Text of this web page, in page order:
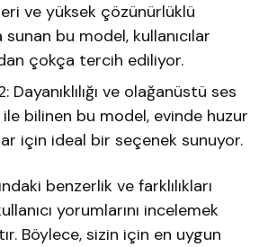
ve yüksek çözünürlüklü
bu model, kullanıcılar
çokça tercih ediliyor.
Dayanıklılığı ve olağanüstü ses
bilinen bu model, evinde huzur
için ideal bir seçenek sunuyor.
benzerlik ve farklılıkları
yorumlarını incelemek
Böylece, sizin için en uygun